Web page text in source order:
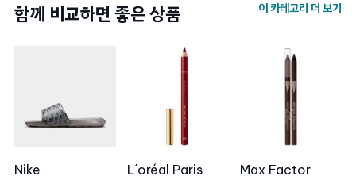
함께 비교하면 좋은 상품 이 카테고리 더 보기
Nike L´oréal Paris Max Factor